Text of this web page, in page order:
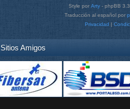
Style por Arty - phpBB
Traducción al español por
Privacidad |
Sitios Amigos